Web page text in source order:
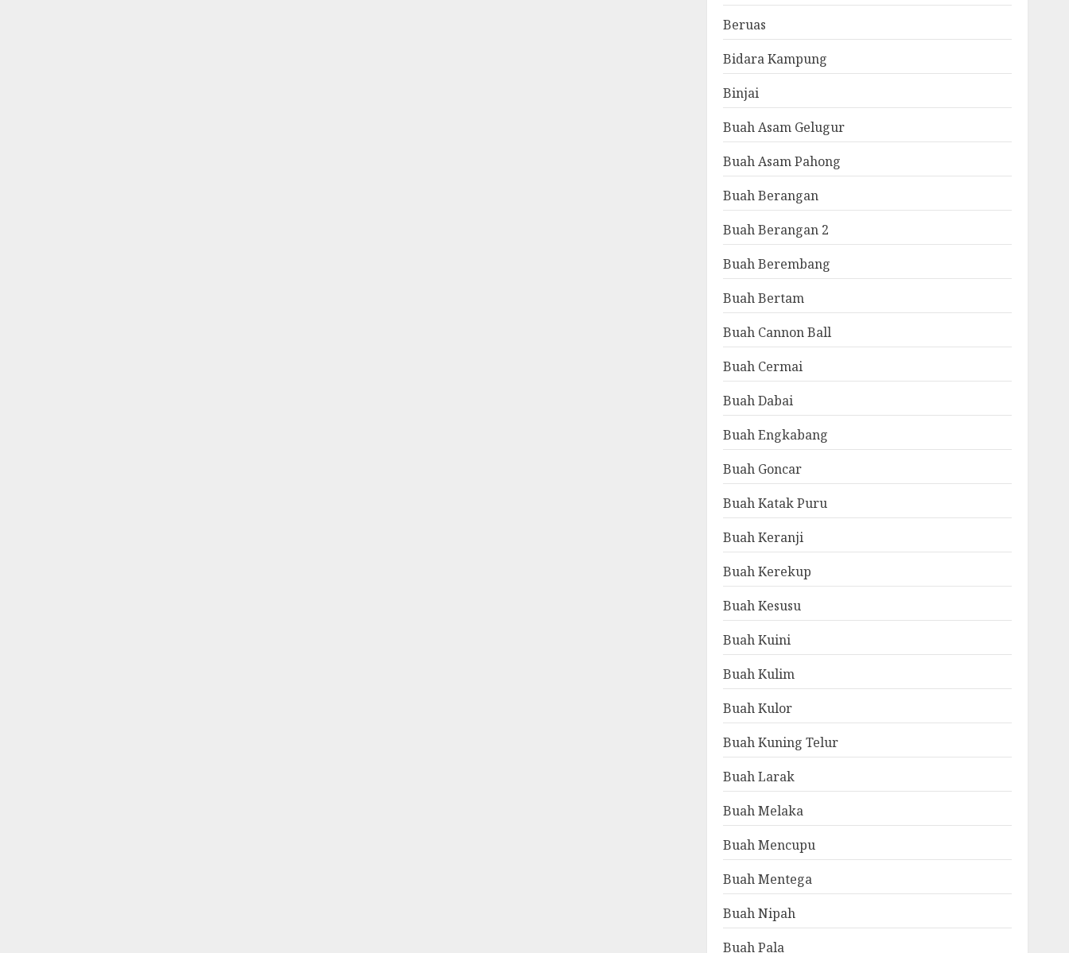
Beruas
Bidara Kampung
Binjai
Buah Asam Gelugur
Buah Asam Pahong
Buah Berangan
Buah Berangan 2
Buah Berembang
Buah Bertam
Buah Cannon Ball
Buah Cermai
Buah Dabai
Buah Engkabang
Buah Goncar
Buah Katak Puru
Buah Keranji
Buah Kerekup
Buah Kesusu
Buah Kuini
Buah Kulim
Buah Kulor
Buah Kuning Telur
Buah Larak
Buah Melaka
Buah Mencupu
Buah Mentega
Buah Nipah
Buah Pala